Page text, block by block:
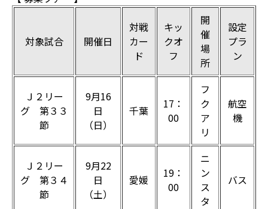
対象試合 開催日
対戦
カー
ド
キッ
クオ
フ
開
催
場
所
設定
プラ
ン
Ｊ２リー
グ 第３３
節
9月16
日
（日）
千葉
17：
00
フ
ク
ア
リ
航空
機
Ｊ２リー
グ 第３４
節
9月22
日
（土）
愛媛
19：
00
ニ
ン
ス
タ
バス